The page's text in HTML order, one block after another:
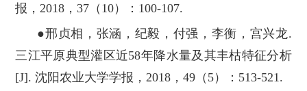
报，2018，37（10）：100-107.
●邢贞相，张涵，纪毅，付强，李衡，宫兴龙.
三江平原典型灌区近58年降水量及其丰枯特征分析
[J]. 沈阳农业大学学报，2018，49（5）：513-521.